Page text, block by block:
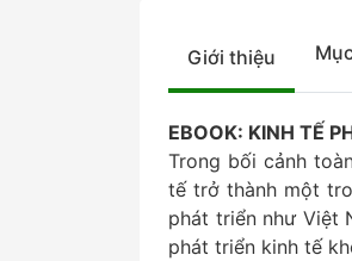
Giới thiệu
EBOOK: KINH TẾ
Trong bối cảnh
tế trở thành một
phát triển như Việt
phát triển kinh tế